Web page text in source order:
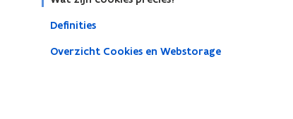
Definities
Overzicht Cookies en Webstorage